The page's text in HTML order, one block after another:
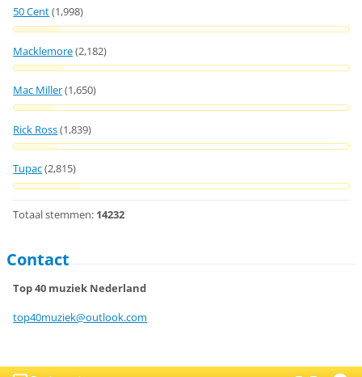
50 Cent(1,998)
Macklemore(2,182)
Mac Miller(1,650)
Rick Ross(1,839)
Tupac(2,815)
Totaal stemmen: 14232
Contact
Top 40 muziek Nederland
top40muziek@outlook.com